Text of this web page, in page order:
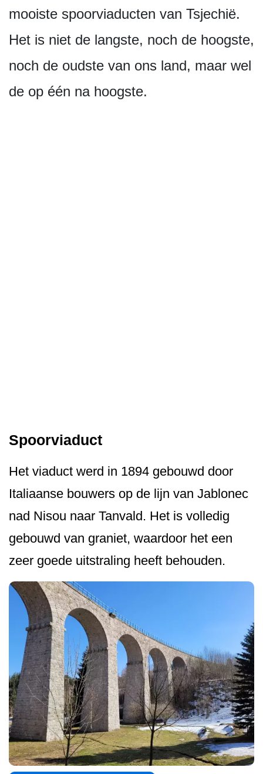
mooiste spoorviaducten van Tsjechië.
Het is niet de langste, noch de hoogste,
noch de oudste van ons land, maar wel
de op één na hoogste.
Spoorviaduct
Het viaduct werd in 1894 gebouwd door
Italiaanse bouwers op de lijn van Jablonec
nad Nisou naar Tanvald. Het is volledig
gebouwd van graniet, waardoor het een
zeer goede uitstraling heeft behouden.